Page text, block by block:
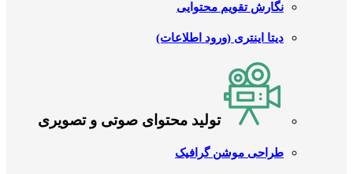
نگارش تقویم محتوایی
دیتا اینتری (ورود اطلاعات)
تولید محتوای صوتی و تصویری
طراحی موشن گرافیک